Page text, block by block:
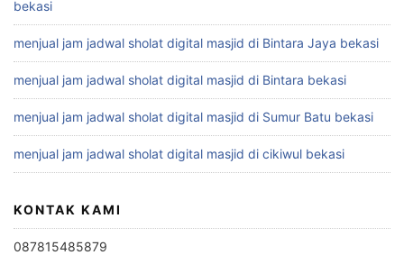
bekasi
menjual jam jadwal sholat digital masjid di Bintara Jaya bekasi
menjual jam jadwal sholat digital masjid di Bintara bekasi
menjual jam jadwal sholat digital masjid di Sumur Batu bekasi
menjual jam jadwal sholat digital masjid di cikiwul bekasi
KONTAK KAMI
087815485879